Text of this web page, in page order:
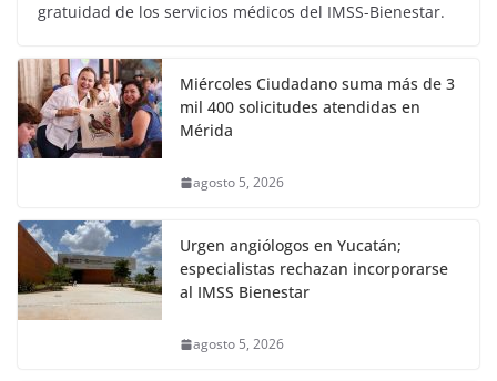
gratuidad de los servicios médicos del IMSS-Bienestar.
Miércoles Ciudadano suma más de 3
mil 400 solicitudes atendidas en
Mérida
agosto 5, 2026
Urgen angiólogos en Yucatán;
especialistas rechazan incorporarse
al IMSS Bienestar
agosto 5, 2026